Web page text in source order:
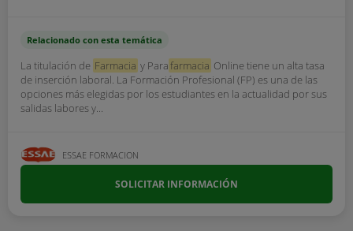
Relacionado con esta temática
La titulación de Farmacia y Parafarmacia Online tiene un alta tasa
de inserción laboral. La Formación Profesional (FP) es una de las
opciones más elegidas por los estudiantes en la actualidad por sus
salidas labores y...
ESSAE FORMACION
SOLICITAR INFORMACIÓN